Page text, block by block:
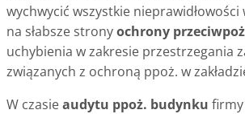
wychwycić wszystkie nieprawidłowości
na słabsze stronyochrony
uchybienia w zakresie przestrzegania
związanych z ochroną ppoż. w
W czasieaudytu ppoż. budynku